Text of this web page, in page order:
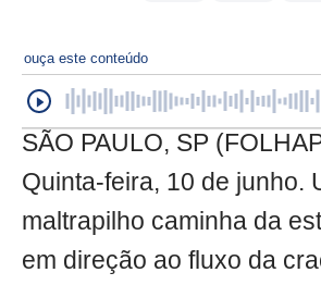
ouça este conteúdo
SÃO PAULO, SP
Quinta-feira, 10 de junho.
maltrapilho caminha da
em direção ao fluxo da